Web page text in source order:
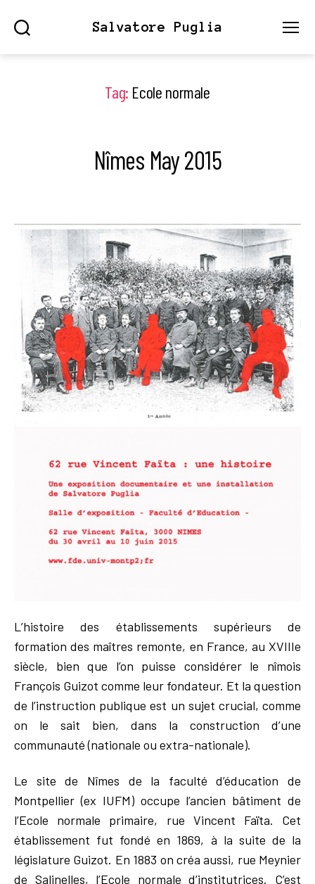
Salvatore Puglia
Tag: Ecole normale
Nîmes May 2015
L’histoire des établissements supérieurs de
formation des maîtres remonte, en France, au XVIIIe
siècle, bien que l’on puisse considérer le nîmois
François Guizot comme leur fondateur. Et la question
de l’instruction publique est un sujet crucial, comme
on le sait bien, dans la construction d’une
communauté (nationale ou extra-nationale).
Le site de Nîmes de la faculté d’éducation de
Montpellier (ex IUFM) occupe l’ancien bâtiment de
l’Ecole normale primaire, rue Vincent Faïta. Cet
établissement fut fondé en 1869, à la suite de la
législature Guizot. En 1883 on créa aussi, rue Meynier
de Salinelles, l’Ecole normale d’institutrices. C’est